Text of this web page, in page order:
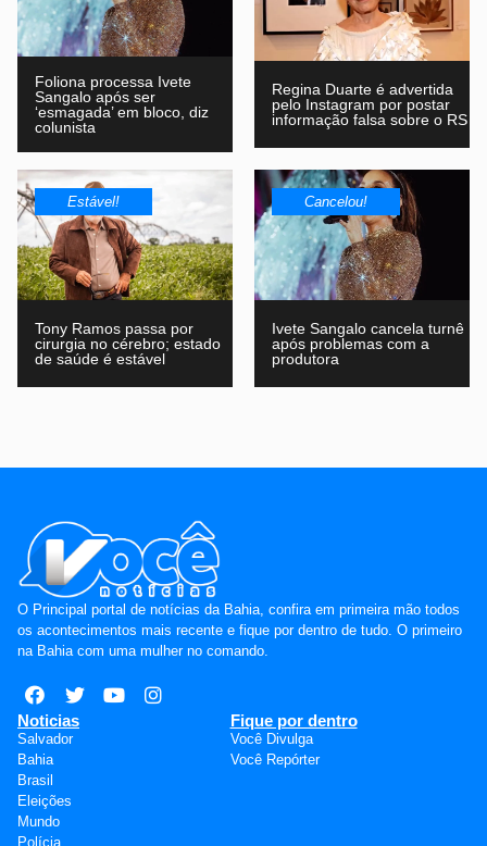
Foliona processa Ivete
Sangalo após ser
‘esmagada’ em bloco, diz
colunista
Regina Duarte é advertida
pelo Instagram por postar
informação falsa sobre o RS
Estável!
Tony Ramos passa por
cirurgia no cérebro; estado
de saúde é estável
Cancelou!
Ivete Sangalo cancela turnê
após problemas com a
produtora
O Principal portal de notícias da Bahia, confira em primeira mão todos
os acontecimentos mais recente e fique por dentro de tudo. O primeiro
na Bahia com uma mulher no comando.
Noticias
Salvador
Bahia
Brasil
Eleições
Mundo
Polícia
Fique por dentro
Você Divulga
Você Repórter